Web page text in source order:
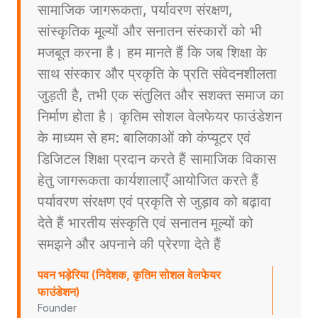
सामाजिक जागरूकता, पर्यावरण संरक्षण,
सांस्कृतिक मूल्यों और सनातन संस्कारों को भी
मजबूत करना है। हम मानते हैं कि जब शिक्षा के
साथ संस्कार और प्रकृति के प्रति संवेदनशीलता
जुड़ती है, तभी एक संतुलित और सशक्त समाज का
निर्माण होता है। कृतिम सोशल वेलफेयर फाउंडेशन
के माध्यम से हम: बालिकाओं को कंप्यूटर एवं
डिजिटल शिक्षा प्रदान करते हैं सामाजिक विकास
हेतु जागरूकता कार्यशालाएँ आयोजित करते हैं
पर्यावरण संरक्षण एवं प्रकृति से जुड़ाव को बढ़ावा
देते हैं भारतीय संस्कृति एवं सनातन मूल्यों को
समझने और अपनाने की प्रेरणा देते हैं
पवन भड़ेरिया (निदेशक, कृतिम सोशल वेलफेयर
फाउंडेशन)
Founder